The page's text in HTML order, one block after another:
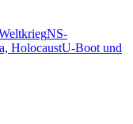
NS-
HolocaustU-Boot und